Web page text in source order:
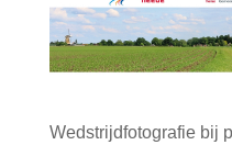
Wedstrijdfotografie bij